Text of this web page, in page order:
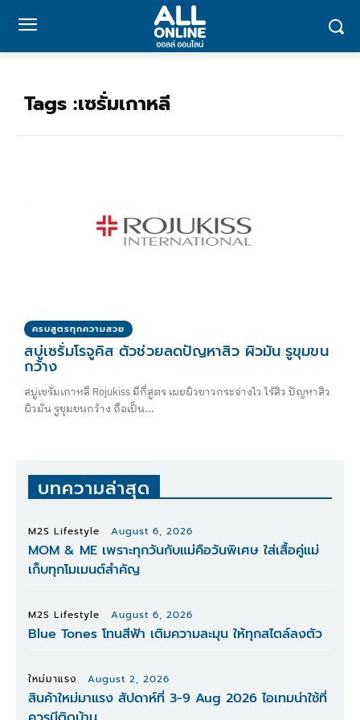
Tags :เซรั่มเกาหลี
ครบสูตรทุกความสวย
สบู่เซรั่มโรจูคิส ตัวช่วยลดปัญหาสิว ผิวมัน รูขุมขน
กว้าง
สบู่เซรั่มเกาหลี Rojukiss มีกี่สูตร เผยผิวขาวกระจ่างไว ไร้สิว ปัญหาสิว
ผิวมัน รูขุมขนกว้าง ถือเป็น...
บทความล่าสุด
M2S Lifestyle August 6, 2026
MOM & ME เพราะทุกวันกับแม่คือวันพิเศษ ใส่เสื้อคู่แม่
เก็บทุกโมเมนต์สำคัญ
M2S Lifestyle August 6, 2026
Blue Tones โทนสีฟ้า เติมความละมุน ให้ทุกสไตล์ลงตัว
ใหม่มาแรง August 2, 2026
สินค้าใหม่มาแรง สัปดาห์ที่ 3-9 Aug 2026 ไอเทมน่าใช้ที่